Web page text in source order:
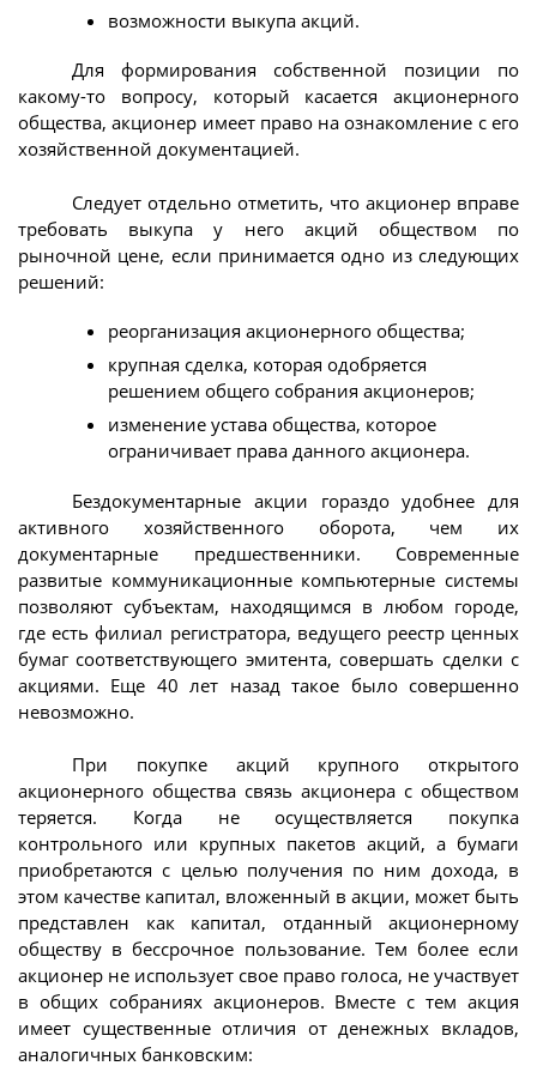
возможности выкупа акций.
Для формирования собственной позиции по
какому-то вопросу, который касается акционерного
общества, акционер имеет право на ознакомление с его
хозяйственной документацией.
Следует отдельно отметить, что акционер вправе
требовать выкупа у него акций обществом по
рыночной цене, если принимается одно из следующих
решений:
реорганизация акционерного общества;
крупная сделка, которая одобряется
решением общего собрания акционеров;
изменение устава общества, которое
ограничивает права данного акционера.
Бездокументарные акции гораздо удобнее для
активного хозяйственного оборота, чем их
документарные предшественники. Современные
развитые коммуникационные компьютерные системы
позволяют субъектам, находящимся в любом городе,
где есть филиал регистратора, ведущего реестр ценных
бумаг соответствующего эмитента, совершать сделки с
акциями. Еще 40 лет назад такое было совершенно
невозможно.
При покупке акций крупного открытого
акционерного общества связь акционера с обществом
теряется. Когда не осуществляется покупка
контрольного или крупных пакетов акций, а бумаги
приобретаются с целью получения по ним дохода, в
этом качестве капитал, вложенный в акции, может быть
представлен как капитал, отданный акционерному
обществу в бессрочное пользование. Тем более если
акционер не использует свое право голоса, не участвует
в общих собраниях акционеров. Вместе с тем акция
имеет существенные отличия от денежных вкладов,
аналогичных банковским: